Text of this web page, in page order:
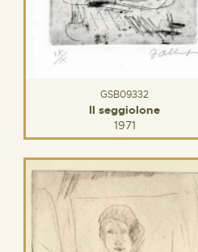
GSB09332
Il seggiolone
1971